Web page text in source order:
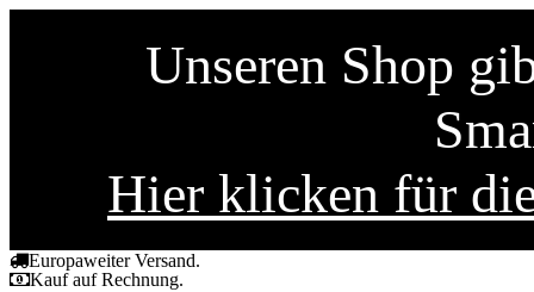
Unseren Shop
Hier klicken für
Europaweiter Versand.
Kauf auf Rechnung.